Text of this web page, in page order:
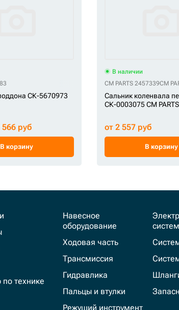
СК-5670973
566 руб
В корзину
В наличии
CM PARTS 2457339CM
Сальник коленвала
СК-0003075 CM PARTS
от 2 557 руб
В корзину
технике
Навесное
оборудование
Ходовая часть
Трансмиссия
Гидравлика
Пальцы и втулки
Режущий инструмент